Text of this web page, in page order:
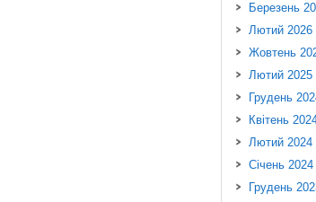
Березень
Лютий 2026
Жовтень
Лютий 2025
Грудень
Квітень
Лютий 2024
Січень 2024
Грудень